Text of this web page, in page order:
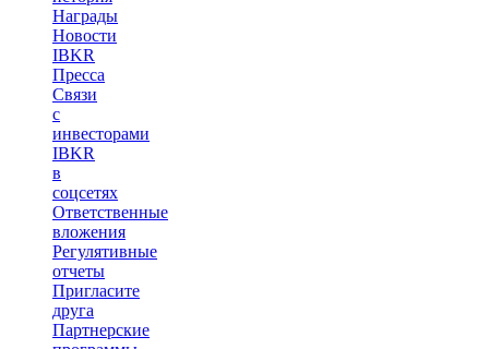
Награды
Новости
IBKR
Пресса
Связи
с
инвесторами
IBKR
в
соцсетях
Ответственные
вложения
Регулятивные
отчеты
Пригласите
друга
Партнерские